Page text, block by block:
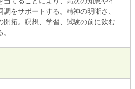
をサポートする。精神の明晰さ、
開拓。瞑想、学習、試験の前に飲む